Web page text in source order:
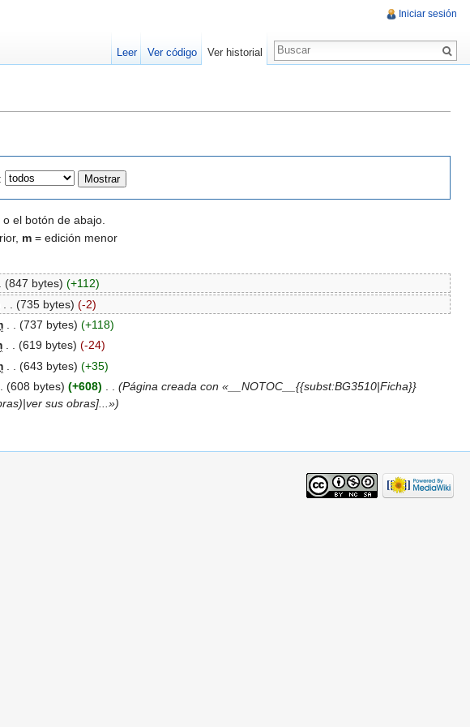
o el botón de abajo.
m = edición menor
(847 bytes) (+112)
(735 bytes) (-2)
(737 bytes) (+118)
. . (619 bytes) (-24)
(643 bytes) (+35)
(608 bytes) (+608)
(Página creada con «__NOTOC__{{subst:BG3510|Ficha}}
sus obras]...»)
Iniciar sesión
Leer Ver código Ver historial